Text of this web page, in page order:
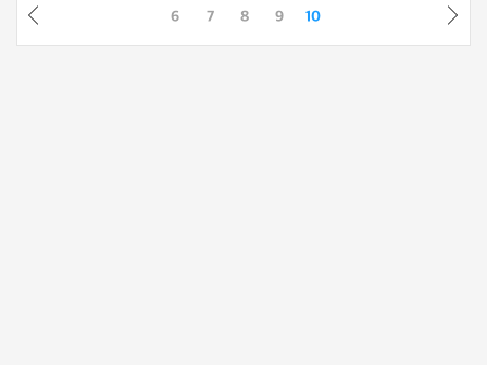
6 7 8 9 10